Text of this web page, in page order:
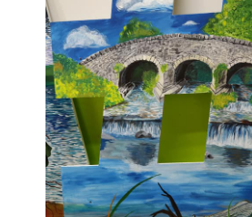
- Verejné obstarávanie
- - Plán verejného obstarávania
- - Súhrnná správa za rok 2021
- Dokumenty minedu a statpedu
- Prijímacie konanie